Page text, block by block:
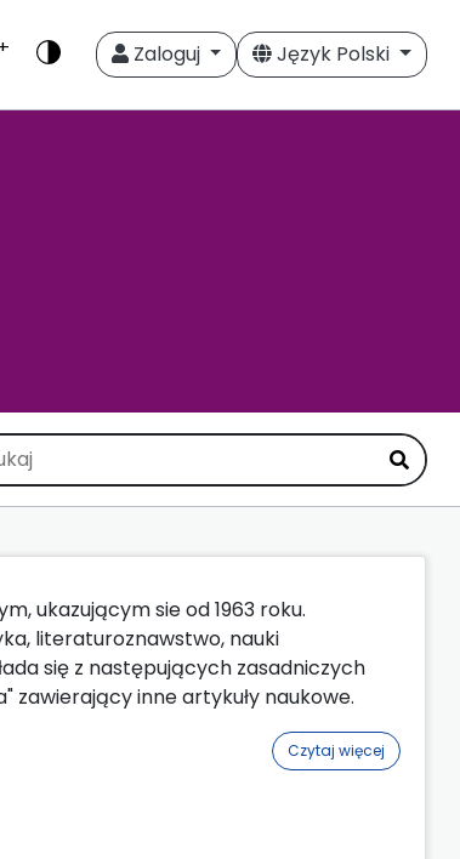
Zaloguj Język Polski
ukazującym sie od 1963 roku.
literaturoznawstwo, nauki
się z następujących zasadniczych
zawierający inne artykuły naukowe.
Czytaj więcej